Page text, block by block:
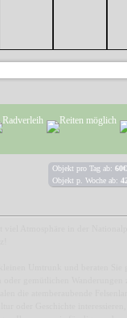
Objekt pro Tag ab: 60€
Objekt p. Woche ab: